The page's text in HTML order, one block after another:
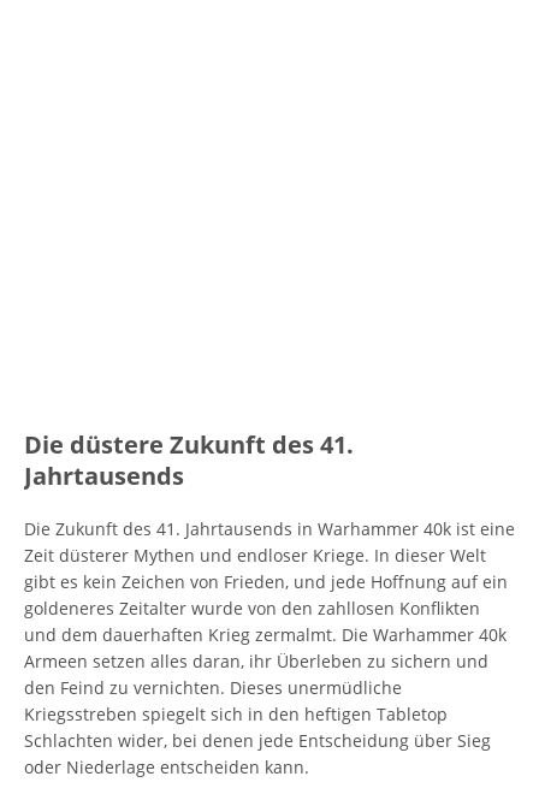
Die düstere Zukunft des 41.
Jahrtausends
Die Zukunft des 41. Jahrtausends in Warhammer 40k ist eine
Zeit düsterer Mythen und endloser Kriege. In dieser Welt
gibt es kein Zeichen von Frieden, und jede Hoffnung auf ein
goldeneres Zeitalter wurde von den zahllosen Konflikten
und dem dauerhaften Krieg zermalmt. Die Warhammer 40k
Armeen setzen alles daran, ihr Überleben zu sichern und
den Feind zu vernichten. Dieses unermüdliche
Kriegsstreben spiegelt sich in den heftigen Tabletop
Schlachten wider, bei denen jede Entscheidung über Sieg
oder Niederlage entscheiden kann.